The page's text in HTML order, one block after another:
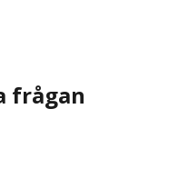
frågan